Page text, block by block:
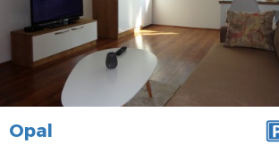
Simina
59 €
Kvadratura :40
m2
Struktura :
Dvosoban
Opal